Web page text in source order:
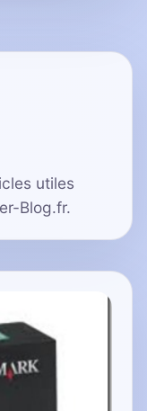
utiles
Blog.fr.